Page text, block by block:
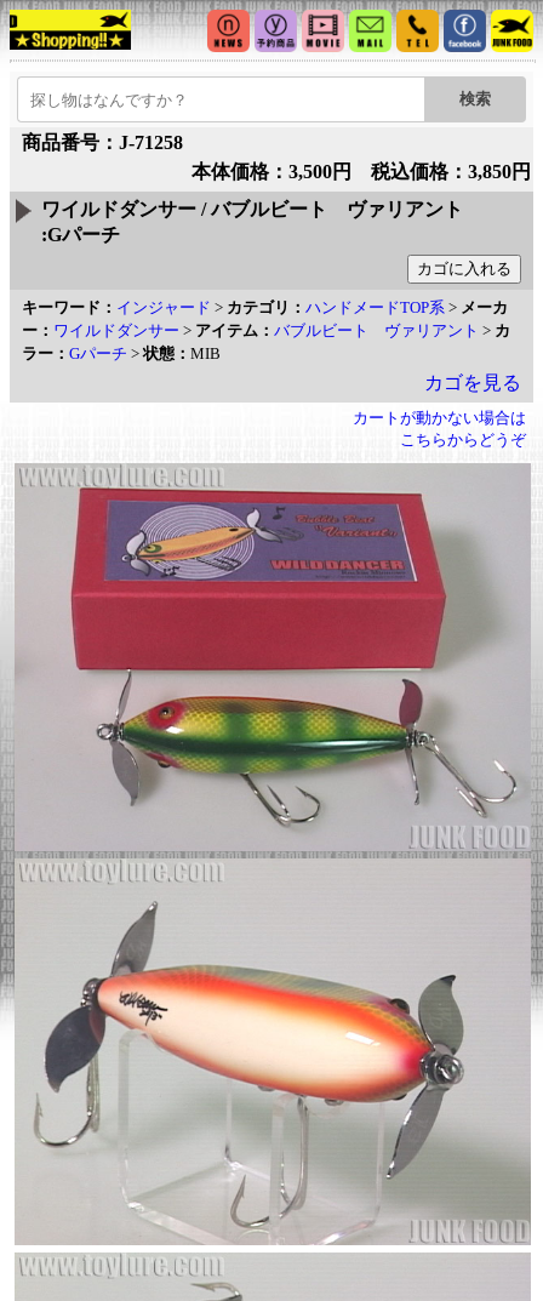
商品番号：J-71258
本体価格：3,500円 税込価格：3,850円
ワイルドダンサー / バブルビート ヴァリアント
:Gパーチ
キーワード： インジャード > カテゴリ： ハンドメードTOP系 > メーカ
ー： ワイルドダンサー > アイテム： バブルビート ヴァリアント > カ
ラー： Gパーチ >状態： MIB
カゴを見る
カートが動かない場合は
こちらからどうぞ